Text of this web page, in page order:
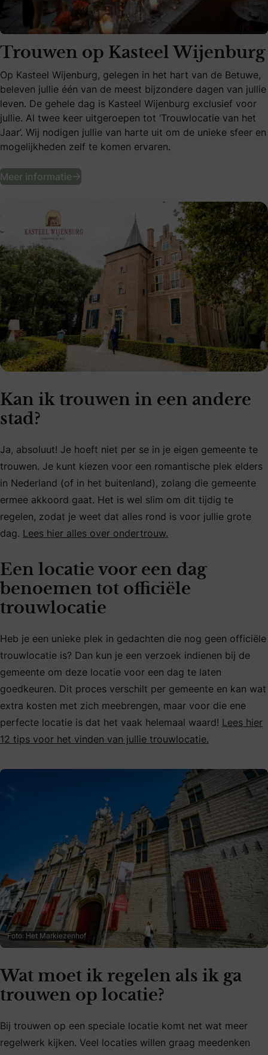
Trouwen op Kasteel Wijenburg
Op Kasteel Wijenburg, gelegen in het hart van de Betuwe,
beleven jullie één van de meest bijzondere dagen van jullie
leven. De gehele dag is Kasteel Wijenburg exclusief voor
jullie. Al twee keer uitgeroepen tot ‘Trouwlocatie van het
Jaar’. Wij nodigen jullie van harte uit om de unieke sfeer en
mogelijkheden zelf te komen ervaren.
Meer informatie Trouwen op Kasteel Wijenburg
Kan ik trouwen in een andere
stad?
Ja, absoluut! Je hoeft niet per se in je eigen gemeente te
trouwen. Je kunt kiezen voor een romantische plek elders
in Nederland (of in het buitenland), zolang die gemeente
ermee akkoord gaat. Het is wel slim om dit tijdig te
regelen, zodat je weet dat alles rond is voor jullie grote
dag. Lees hier alles over ondertrouw.
Een locatie voor een dag
benoemen tot officiële
trouwlocatie
Heb je een unieke plek in gedachten die nog geen officiële
trouwlocatie is? Dan kun je een verzoek indienen bij de
gemeente om deze locatie voor een dag te laten
goedkeuren. Dit proces verschilt per gemeente en kan wat
extra kosten met zich meebrengen, maar voor die ene
perfecte locatie is dat het vaak helemaal waard! Lees hier
12 tips voor het vinden van jullie trouwlocatie.
Foto: Het Markiezenhof
Wat moet ik regelen als ik ga
trouwen op locatie?
Bij trouwen op een speciale locatie komt net wat meer
regelwerk kijken. Veel locaties willen graag meedenken